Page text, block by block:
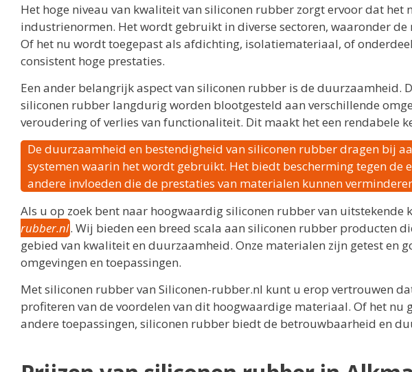
Het hoge niveau van kwaliteit van siliconen rubber zorgt ervoor dat het
industrienormen. Het wordt gebruikt in diverse sectoren, waaronder
Of het nu wordt toegepast als afdichting, isolatiemateriaal, of
consistent hoge prestaties.
Een ander belangrijk aspect van siliconen rubber is de duurzaamheid.
siliconen rubber langdurig worden blootgesteld aan verschillende
veroudering of verlies van functionaliteit. Dit maakt het een rendabele
De duurzaamheid en bestendigheid van siliconen rubber dragen bij
systemen waarin het wordt gebruikt. Het biedt bescherming tegen de
andere invloeden die de prestaties van materialen kunnen
Als u op zoek bent naar hoogwaardig siliconen rubber van uitstekende
rubber.nl. Wij bieden een breed scala aan siliconen rubber producten
gebied van kwaliteit en duurzaamheid. Onze materialen zijn getest en
omgevingen en toepassingen.
Met siliconen rubber van Siliconen-rubber.nl kunt u erop vertrouwen
profiteren van de voordelen van dit hoogwaardige materiaal. Of het
andere toepassingen, siliconen rubber biedt de betrouwbaarheid en